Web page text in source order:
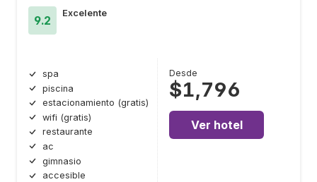
9.2
Excelente
spa
piscina
estacionamiento (gratis)
wifi (gratis)
restaurante
ac
gimnasio
accesible
Desde
$1,796
Ver hotel